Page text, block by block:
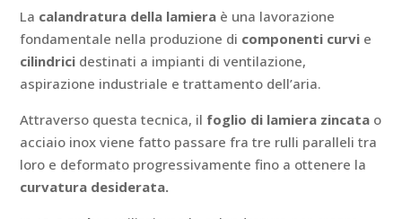
La calandratura della lamiera è una lavorazione
fondamentale nella produzione di componenti curvi e
cilindrici destinati a impianti di ventilazione,
aspirazione industriale e trattamento dell’aria.
Attraverso questa tecnica, il foglio di lamiera zincata o
acciaio inox viene fatto passare fra tre rulli paralleli tra
loro e deformato progressivamente fino a ottenere la
curvatura desiderata.